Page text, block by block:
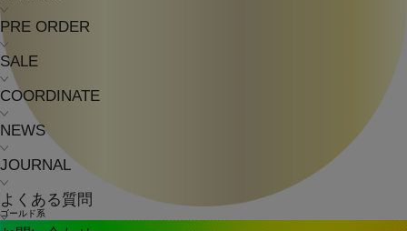
PRE ORDER
SALE
COORDINATE
NEWS
JOURNAL
よくある質問
ゴールド系